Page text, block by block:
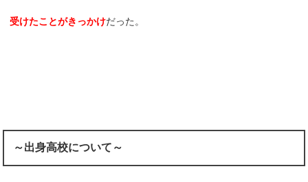
受けたことがきっかけだった。
～出身高校について～